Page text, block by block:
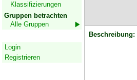
Klassifizierungen
Gruppen betrachten
Alle Gruppen
Login
Registrieren
Beschreibung: